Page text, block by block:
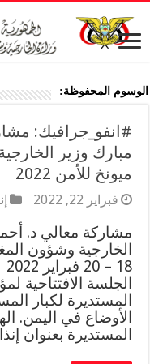
الوسوم المحفوظة:
#انفو_جرافيك:
مبارك وزير
ميونخ للأمن 2022
فبراير 22, 2022
مشاركة معالي د.
الخارجية وشؤون
الجلسة الافتتاحية
المستديرة لكبار
الأوضاع في اليمن.
المستديرة بعنوان